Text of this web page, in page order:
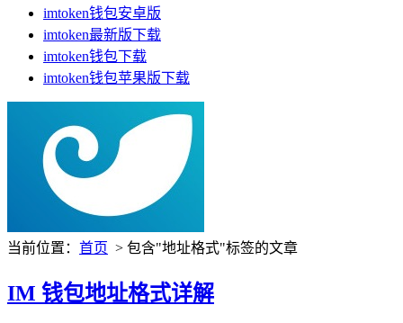
imtoken钱包安卓版
imtoken最新版下载
imtoken钱包下载
imtoken钱包苹果版下载
当前位置： 首页 > 包含"地址格式"标签的文章
IM 钱包地址格式详解